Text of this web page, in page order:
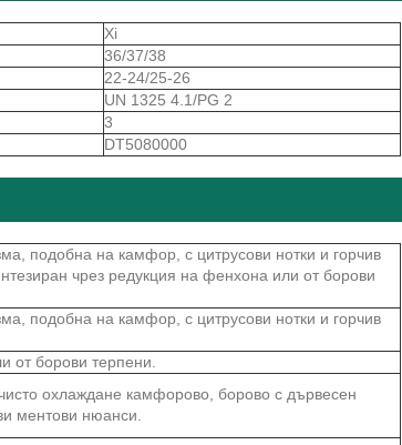
Xi
36/37/38
22-24/25-26
UN 1325 4.1/PG 2
3
DT5080000
подобна на камфор, с цитрусови нотки и горчив
чрез редукция на фенхона или от борови
подобна на камфор, с цитрусови нотки и горчив
от борови терпени.
охлаждане камфорово, борово с дървесен
ментови нюанси.